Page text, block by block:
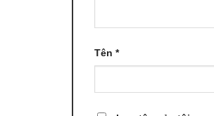
Tên *